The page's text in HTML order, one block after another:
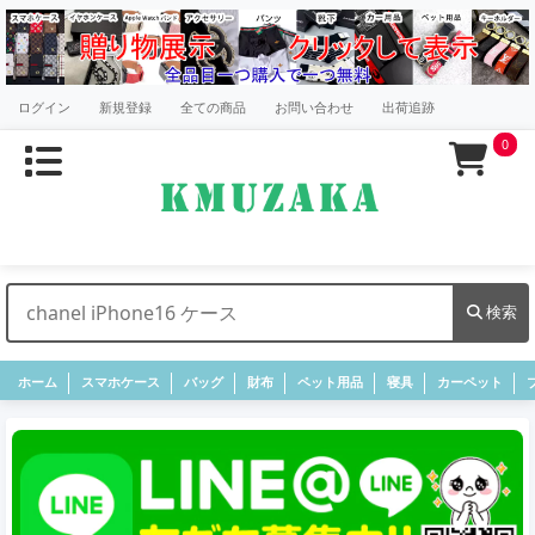
ログイン 新規登録 全ての商品 お問い合わせ 出荷追跡
0
検索
ホーム スマホケース バッグ 財布 ペット用品 寝具 カーペット